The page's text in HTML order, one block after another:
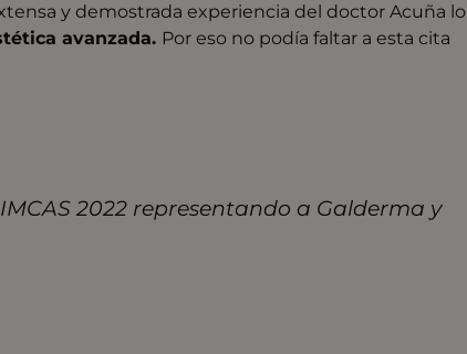
y demostrada experiencia del doctor Acuña lo
avanzada. Por eso no podía faltar a esta cita
2022 representando a Galderma y